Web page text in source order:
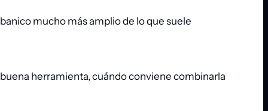
mucho más amplio de lo que suele
herramienta, cuándo conviene combinarla